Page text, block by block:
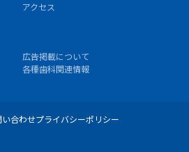
アクセス
広告掲載について
各種歯科関連情報
い合わせプライバシーポリシー